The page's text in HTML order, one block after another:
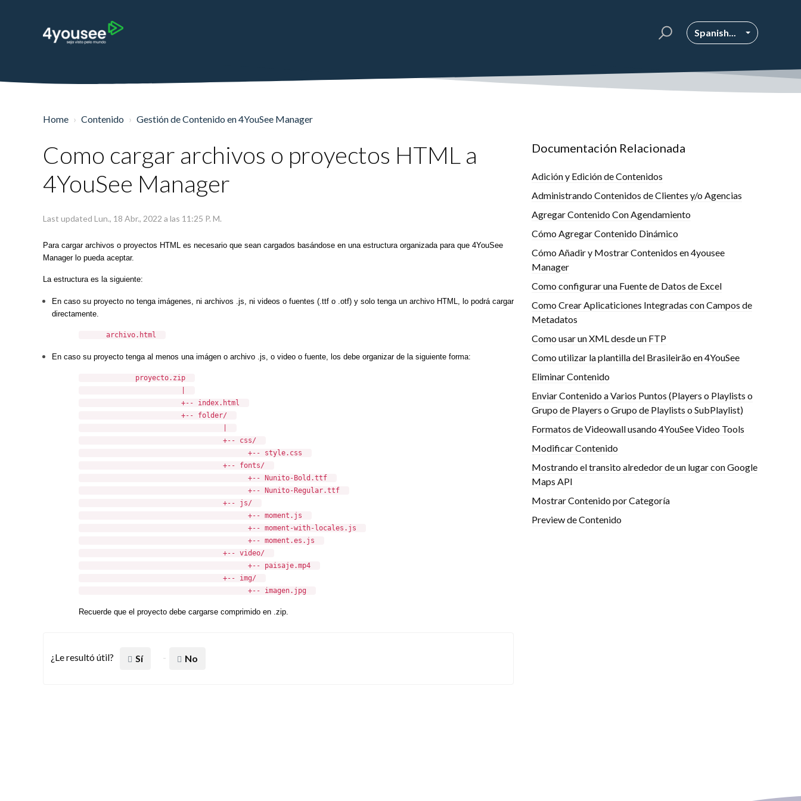
Spanish...
Home Contenido Gestión de Contenido en 4YouSee Manager
Como cargar archivos o proyectos HTML a
4YouSee Manager
Last updated Lun., 18 Abr., 2022 a las 11:25 P. M.
Para cargar archivos o proyectos HTML es necesario que sean cargados basándose en una estructura organizada para que 4YouSee
Manager lo pueda aceptar.
La estructura es la siguiente:
En caso su proyecto no tenga imágenes, ni archivos .js, ni videos o fuentes (.ttf o .otf) y solo tenga un archivo HTML, lo podrá cargar
directamente.
archivo.html
En caso su proyecto tenga al menos una imágen o archivo .js, o video o fuente, los debe organizar de la siguiente forma:
proyecto.zip
+-- index.html
+-- folder/
+-- css/
+-- style.css
+-- fonts/
+-- Nunito-Bold.ttf
+-- Nunito-Regular.ttf
+-- js/
+-- moment.js
+-- moment-with-locales.js
+-- moment.es.js
+-- video/
+-- paisaje.mp4
+-- img/
+-- imagen.jpg
Recuerde que el proyecto debe cargarse comprimido en .zip.
¿Le resultó útil? Sí No
Documentación Relacionada
Adición y Edición de Contenidos
Administrando Contenidos de Clientes y/o Agencias
Agregar Contenido Con Agendamiento
Cómo Agregar Contenido Dinámico
Cómo Añadir y Mostrar Contenidos en 4yousee
Manager
Como configurar una Fuente de Datos de Excel
Como Crear Aplicaticiones Integradas con Campos de
Metadatos
Como usar un XML desde un FTP
Como utilizar la plantilla del Brasileirão en 4YouSee
Eliminar Contenido
Enviar Contenido a Varios Puntos (Players o Playlists o
Grupo de Players o Grupo de Playlists o SubPlaylist)
Formatos de Videowall usando 4YouSee Video Tools
Modificar Contenido
Mostrando el transito alrededor de un lugar con Google
Maps API
Mostrar Contenido por Categoría
Preview de Contenido